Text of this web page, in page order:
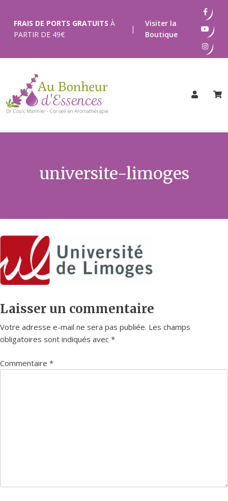
contenu
FRAIS DE PORTS GRATUITS À
PARTIR DE 49€
|
Visiter la
Boutique
universite-limoges
Laisser un commentaire
Votre adresse e-mail ne sera pas publiée. Les champs
obligatoires sont indiqués avec *
Commentaire *